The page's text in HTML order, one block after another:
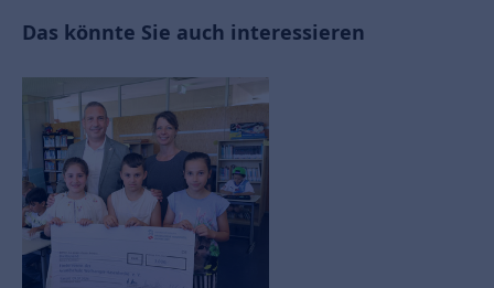
Das könnte Sie auch interessieren